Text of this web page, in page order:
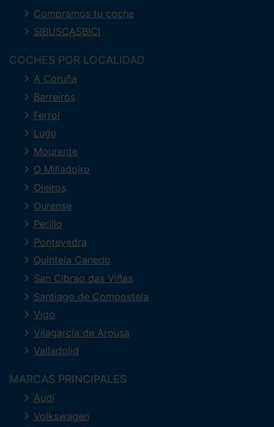
Compramos tu coche
SIBUSCASBICI
COCHES POR LOCALIDAD
A Coruña
Barreiros
Ferrol
Lugo
Mourente
O Milladoiro
Oleiros
Ourense
Perillo
Pontevedra
Quintela Canedo
San Cibrao das Viñas
Santiago de Compostela
Vigo
Vilagarcía de Arousa
Valladolid
MARCAS PRINCIPALES
Audi
Volkswagen